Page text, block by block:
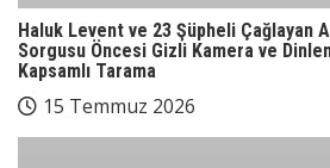
Haluk Levent ve 23 Şüpheli Çağlayan
Sorgusu Öncesi Gizli Kamera ve
Kapsamlı Tarama
15 Temmuz 2026